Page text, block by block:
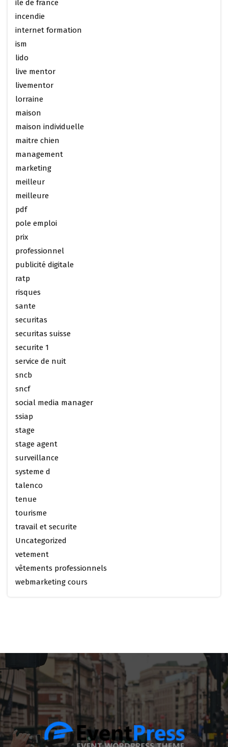
ile de france
incendie
internet formation
ism
lido
live mentor
livementor
lorraine
maison
maison individuelle
maitre chien
management
marketing
meilleur
meilleure
pdf
pole emploi
prix
professionnel
publicité digitale
ratp
risques
sante
securitas
securitas suisse
securite 1
service de nuit
sncb
sncf
social media manager
ssiap
stage
stage agent
surveillance
systeme d
talenco
tenue
tourisme
travail et securite
Uncategorized
vetement
vêtements professionnels
webmarketing cours